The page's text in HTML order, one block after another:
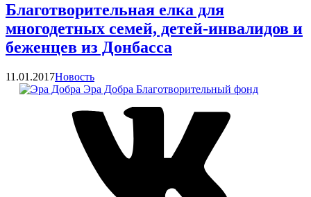
Благотворительная елка для
многодетных семей, детей-инвалидов и
беженцев из Донбасса
11.01.2017Категории
Новость
Эра Добра Благотворительный фонд